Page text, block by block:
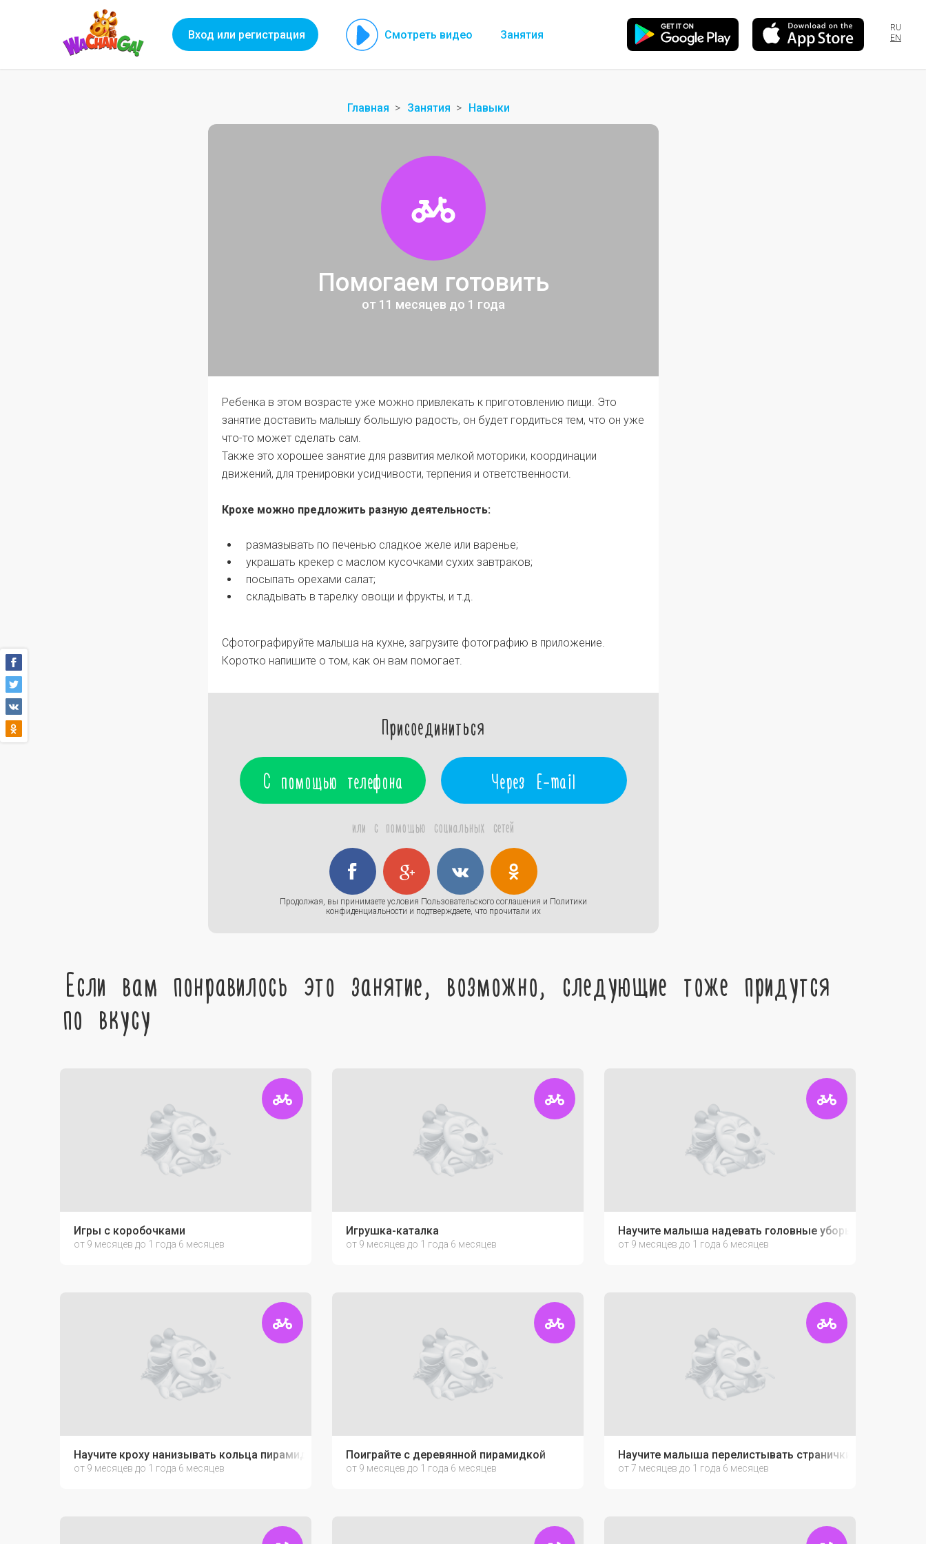
Вход или регистрация Смотреть видео Занятия
RU
EN
Главная Занятия Навыки
Помогаем готовить
от 11 месяцев до 1 года
Ребенка в этом возрасте уже можно привлекать к приготовлению пищи. Это
занятие доставить малышу большую радость, он будет гордиться тем, что он уже
что-то может сделать сам.
Также это хорошее занятие для развития мелкой моторики, координации
движений, для тренировки усидчивости, терпения и ответственности.
Крохе можно предложить разную деятельность:
размазывать по печенью сладкое желе или варенье;
украшать крекер с маслом кусочками сухих завтраков;
посыпать орехами салат;
складывать в тарелку овощи и фрукты, и т.д.
Сфотографируйте малыша на кухне, загрузите фотографию в приложение.
Коротко напишите о том, как он вам помогает.
Присоединиться
С помощью телефона Через E-mail
или с помощью социальных сетей
Продолжая, вы принимаете условия Пользовательского соглашения и Политики
конфиденциальности и подтверждаете, что прочитали их
Если вам понравилось это занятие, возможно, следующие тоже придутся
по вкусу
Игры с коробочками
от 9 месяцев до 1 года 6 месяцев
Игрушка-каталка
от 9 месяцев до 1 года 6 месяцев
Научите малыша надевать головные уборы
от 9 месяцев до 1 года 6 месяцев
Научите кроху нанизывать кольца пирамидки
от 9 месяцев до 1 года 6 месяцев
Поиграйте с деревянной пирамидкой
от 9 месяцев до 1 года 6 месяцев
Научите малыша перелистывать странички книжек
от 7 месяцев до 1 года 6 месяцев